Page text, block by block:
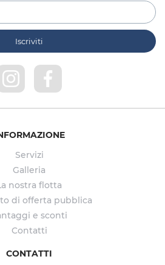
Servizi
Galleria
nostra flotta
di offerta pubblica
e sconti
Contatti
CONTATTI